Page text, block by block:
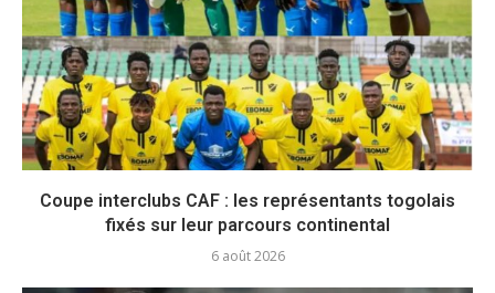
Coupe interclubs CAF : les représentants togolais
fixés sur leur parcours continental
6 août 2026